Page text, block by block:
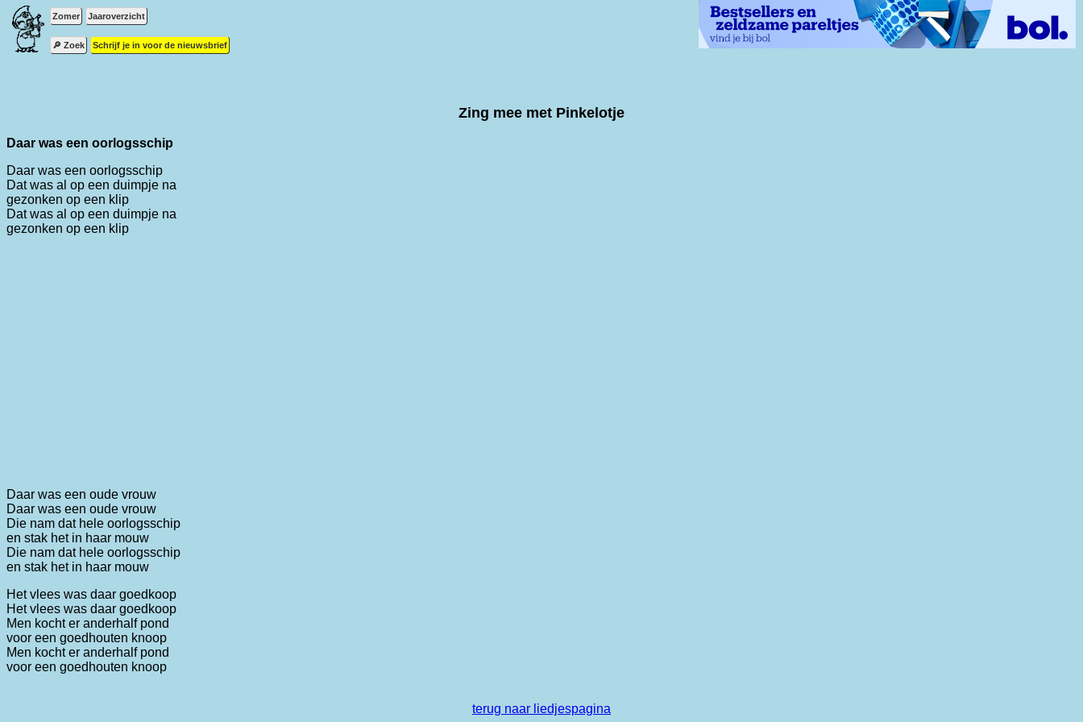
Zomer Jaaroverzicht
🔎 Zoek Schrijf je in voor de nieuwsbrief
Zing mee met Pinkelotje
Daar was een oorlogsschip
Daar was een oorlogsschip
Dat was al op een duimpje na
gezonken op een klip
Dat was al op een duimpje na
gezonken op een klip
Daar was een oude vrouw
Daar was een oude vrouw
Die nam dat hele oorlogsschip
en stak het in haar mouw
Die nam dat hele oorlogsschip
en stak het in haar mouw
Het vlees was daar goedkoop
Het vlees was daar goedkoop
Men kocht er anderhalf pond
voor een goedhouten knoop
Men kocht er anderhalf pond
voor een goedhouten knoop
terug naar liedjespagina